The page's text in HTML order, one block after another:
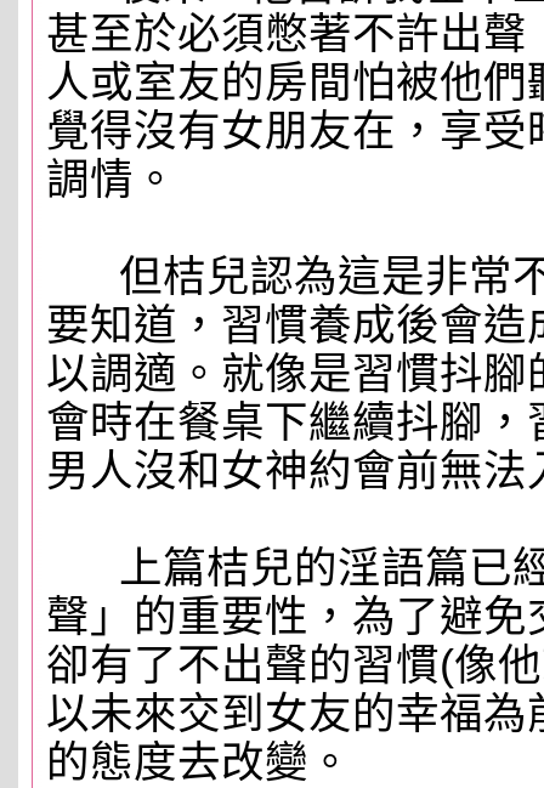
甚至於必須憋著不許出
人或室友的房間怕被他
覺得沒有女朋友在，享
調情。
但桔兒認為這是非常
要知道，習慣養成後會
以調適。就像是習慣抖
會時在餐桌下繼續抖腳，
男人沒和女神約會前無法
上篇桔兒的淫語篇已
聲」的重要性，為了避
卻有了不出聲的習慣(像
以未來交到女友的幸福
的態度去改變。